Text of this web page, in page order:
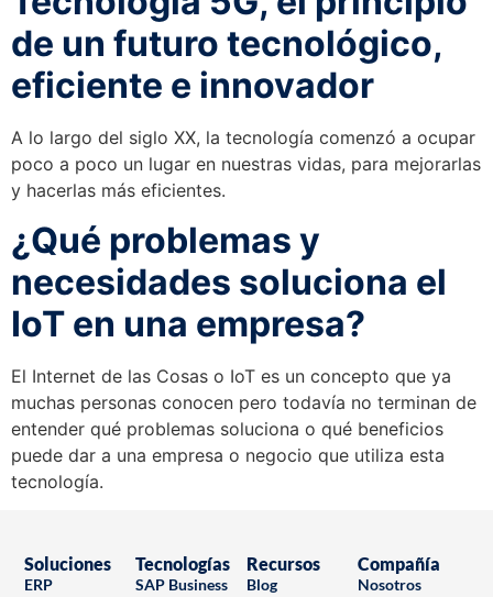
de un futuro tecnológico,
eficiente e innovador
A lo largo del siglo XX, la tecnología comenzó a ocupar
poco a poco un lugar en nuestras vidas, para mejorarlas
y hacerlas más eficientes.
¿Qué problemas y
necesidades soluciona el
IoT en una empresa?
El Internet de las Cosas o IoT es un concepto que ya
muchas personas conocen pero todavía no terminan de
entender qué problemas soluciona o qué beneficios
puede dar a una empresa o negocio que utiliza esta
tecnología.
Soluciones
ERP
Tecnologías
SAP Business
Recursos
Blog
Compañía
Nosotros